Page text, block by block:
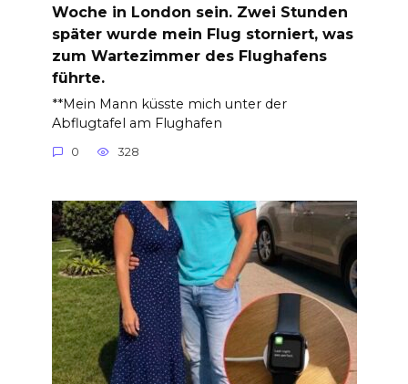
Woche in London sein. Zwei Stunden
später wurde mein Flug storniert, was
zum Wartezimmer des Flughafens
führte.
**Mein Mann küsste mich unter der
Abflugtafel am Flughafen
0 328